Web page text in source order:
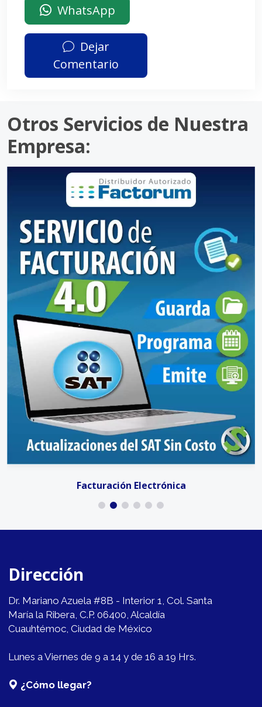
WhatsApp
Dejar
Comentario
Otros Servicios de Nuestra
Empresa:
Facturación Electrónica
Dirección
Dr. Mariano Azuela #8B - Interior 1, Col. Santa
María la Ribera, C.P. 06400, Alcaldía
Cuauhtémoc, Ciudad de México
Lunes a Viernes de 9 a 14 y de 16 a 19 Hrs.
¿Cómo llegar?